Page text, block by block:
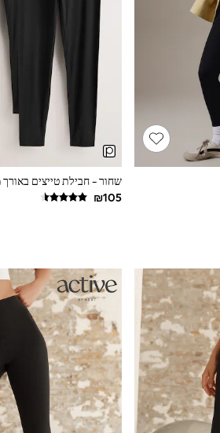
שחור - חבילת טייצים באורך